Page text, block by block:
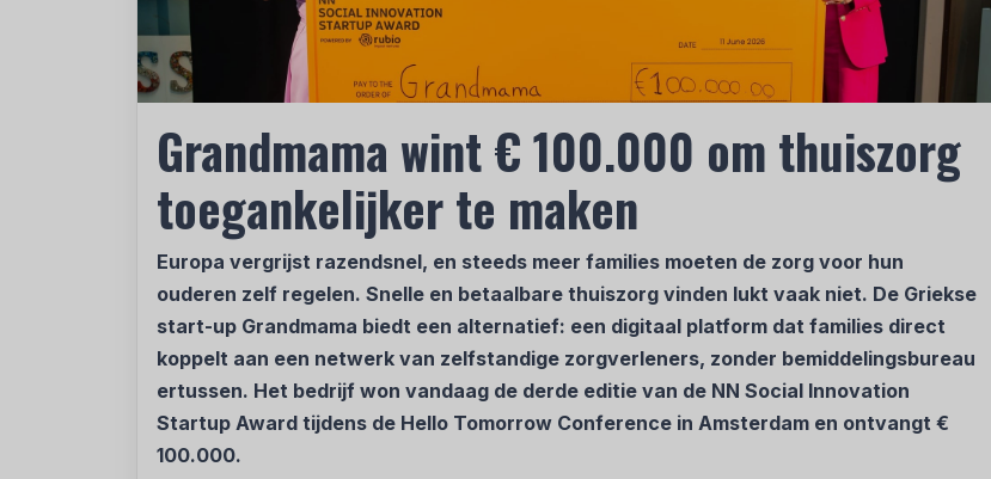
Grandmama wint € 100.000 om thuiszorg
toegankelijker te maken
Europa vergrijst razendsnel, en steeds meer families moeten de zorg voor hun
ouderen zelf regelen. Snelle en betaalbare thuiszorg vinden lukt vaak niet. De Griekse
start-up Grandmama biedt een alternatief: een digitaal platform dat families direct
koppelt aan een netwerk van zelfstandige zorgverleners, zonder bemiddelingsbureau
ertussen. Het bedrijf won vandaag de derde editie van de NN Social Innovation
Startup Award tijdens de Hello Tomorrow Conference in Amsterdam en ontvangt €
100.000.